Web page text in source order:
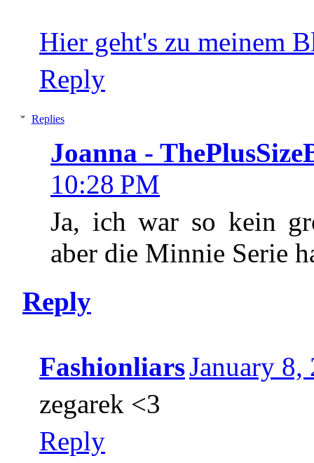
Hier geht's zu meinem
Reply
Replies
Joanna -
10:28 PM
Ja, ich war so kein
aber die Minnie Serie
Reply
FashionliarsJanuary
zegarek <3
Reply